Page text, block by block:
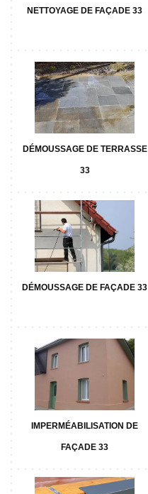
NETTOYAGE DE FAÇADE 33
DÉMOUSSAGE DE TERRASSE
33
DÉMOUSSAGE DE FAÇADE 33
IMPERMÉABILISATION DE
FAÇADE 33